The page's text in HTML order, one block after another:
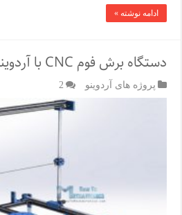
ادامه نوشته »
دستگاه برش فوم CNC با آردوینو
پروژه های آردوینو 2